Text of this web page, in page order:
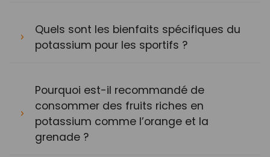
Quels sont les bienfaits spécifiques du
potassium pour les sportifs ?
Pourquoi est-il recommandé de
consommer des fruits riches en
potassium comme l’orange et la
grenade ?